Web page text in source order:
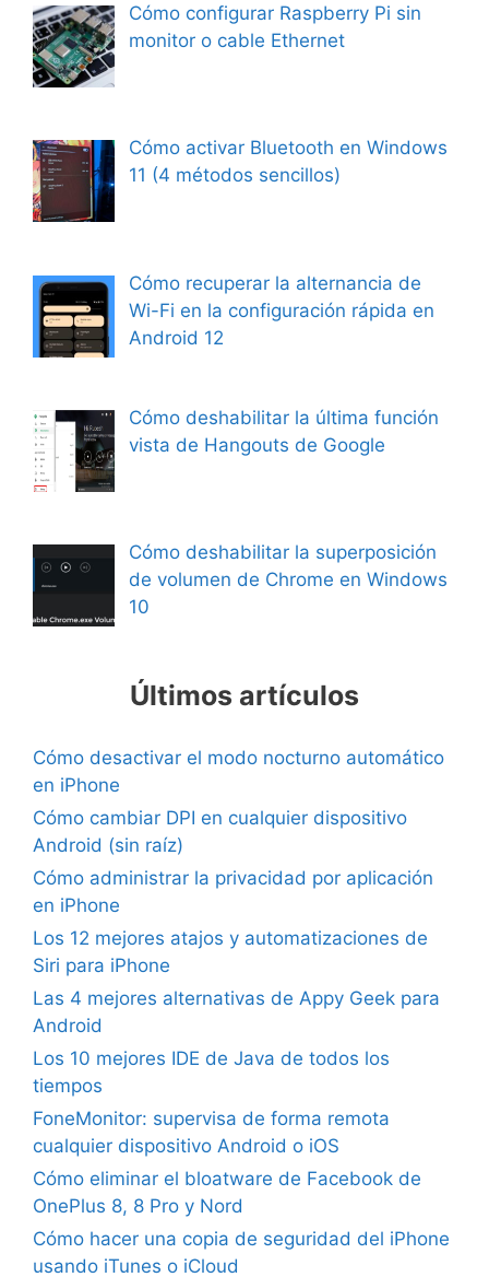
Cómo configurar Raspberry Pi sin
monitor o cable Ethernet
Cómo activar Bluetooth en Windows
11 (4 métodos sencillos)
Cómo recuperar la alternancia de
Wi-Fi en la configuración rápida en
Android 12
Cómo deshabilitar la última función
vista de Hangouts de Google
Cómo deshabilitar la superposición
de volumen de Chrome en Windows
10
Últimos artículos
Cómo desactivar el modo nocturno automático
en iPhone
Cómo cambiar DPI en cualquier dispositivo
Android (sin raíz)
Cómo administrar la privacidad por aplicación
en iPhone
Los 12 mejores atajos y automatizaciones de
Siri para iPhone
Las 4 mejores alternativas de Appy Geek para
Android
Los 10 mejores IDE de Java de todos los
tiempos
FoneMonitor: supervisa de forma remota
cualquier dispositivo Android o iOS
Cómo eliminar el bloatware de Facebook de
OnePlus 8, 8 Pro y Nord
Cómo hacer una copia de seguridad del iPhone
usando iTunes o iCloud